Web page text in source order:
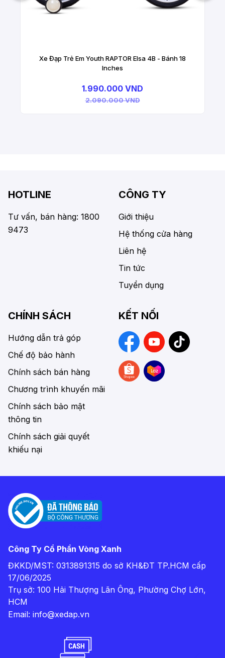
Xe Đạp Trẻ Em Youth RAPTOR Elsa 4B - Bánh 18
Inches
1.990.000 VND
2.090.000 VND
HOTLINE
Tư vấn, bán hàng: 1800
9473
CÔNG TY
Giới thiệu
Hệ thống cửa hàng
Liên hệ
Tin tức
Tuyển dụng
CHÍNH SÁCH
Hướng dẫn trả góp
Chế độ bảo hành
Chính sách bán hàng
Chương trình khuyến mãi
Chính sách bảo mật
thông tin
Chính sách giải quyết
khiếu nại
KẾT NỐI
Công Ty Cổ Phần Vòng Xanh
ĐKKD/MST: 0313891315 do sở KH&ĐT TP.HCM cấp
17/06/2025
Trụ sở: 100 Hải Thượng Lãn Ông, Phường Chợ Lớn,
HCM
Email: info@xedap.vn